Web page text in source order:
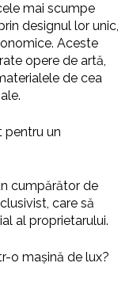
mai scumpe
designul lor unic,
Aceste
opere de artă,
de cea
pentru un
cumpărător de
care să
al proprietarului.
o mașină de lux?